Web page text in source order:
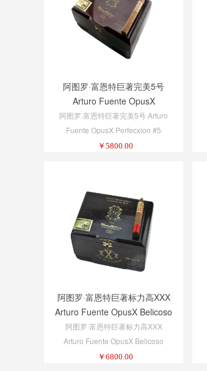
阿图罗·富恩特巨著完美5号
Arturo Fuente OpusX
Perfecxion #5
阿图罗·富恩特巨著完美5号 Arturo
Fuente OpusX Perfecxion #5
￥ 5800.00
阿图罗·富恩特巨著标力高XXX
Arturo Fuente OpusX Belicoso
XXX
阿图罗·富恩特巨著标力高XXX
Arturo Fuente OpusX Belicoso
XXX
￥ 6800.00